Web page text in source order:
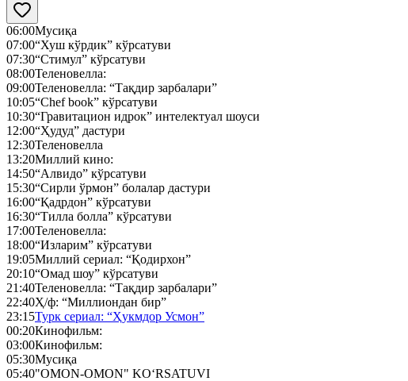
06:00Мусиқа
07:00“Хуш кўрдик” кўрсатуви
07:30“Стимул” кўрсатуви
08:00Теленовелла:
09:00Теленовелла: “Тақдир зарбалари”
10:05“Chef book” кўрсатуви
10:30“Гравитацион идрок” интелектуал шоуси
12:00“Ҳудуд” дастури
12:30Теленовелла
13:20Миллий кино:
14:50“Алвидо” кўрсатуви
15:30“Сирли ўрмон” болалар дастури
16:00“Қадрдон” кўрсатуви
16:30“Тилла болла” кўрсатуви
17:00Теленовелла:
18:00“Изларим” кўрсатуви
19:05Миллий сериал: “Қодирхон”
20:10“Омад шоу” кўрсатуви
21:40Теленовелла: “Тақдир зарбалари”
22:40Ҳ/ф: “Миллиондан бир”
23:15Турк сериал: “Ҳукмдор Усмон”
00:20Кинофильм:
03:00Кинофильм:
05:30Мусиқа
05:40"OMON-OMON" KO‘RSATUVI